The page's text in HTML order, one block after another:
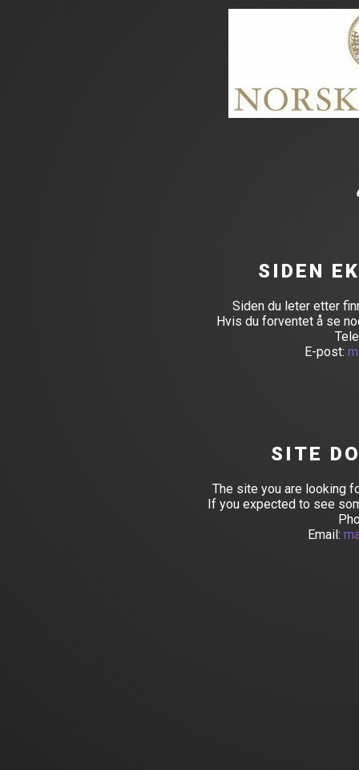
SIDEN
Siden du leter etter
Hvis du forventet å se
E-post:
SITE
The site you are looking
If you expected to see
Email: